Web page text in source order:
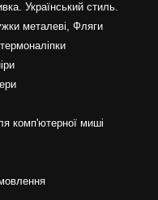
Український стиль.
металеві, Фляги
комп'ютерної миші